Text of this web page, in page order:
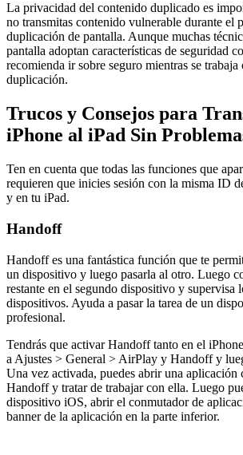
La privacidad del contenido duplicado es
no transmitas contenido vulnerable durante el
duplicación de pantalla. Aunque muchas
pantalla adoptan características de seguridad
recomienda ir sobre seguro mientras se trabaja
duplicación.
Trucos y Consejos para
iPhone al iPad Sin
Ten en cuenta que todas las funciones que
requieren que inicies sesión con la misma ID
y en tu iPad.
Handoff
Handoff es una fantástica función que te
un dispositivo y luego pasarla al otro. Luego
restante en el segundo dispositivo y supervisa
dispositivos. Ayuda a pasar la tarea de un
profesional.
Tendrás que activar Handoff tanto en el
a Ajustes > General > AirPlay y Handoff y
Una vez activada, puedes abrir una aplicación
Handoff y tratar de trabajar con ella. Luego
dispositivo iOS, abrir el conmutador de
banner de la aplicación en la parte inferior.